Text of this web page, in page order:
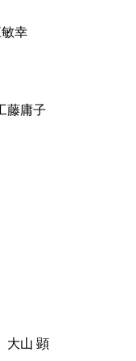
幸
庸子
山 顕